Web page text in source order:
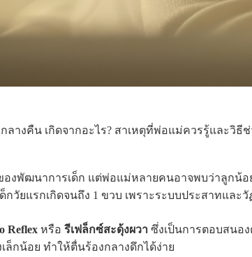
างคืน เกิดจากอะไร? สาเหตุที่พ่อแม่ควรรู้และวิธี
งพัฒนาการเด็ก แต่พ่อแม่หลายคนอาจพบว่าลูกน้อ
กวัยแรกเกิดจนถึง 1 ขวบ เพราะระบบประสาทแ
Reflex หรือ รีเฟล็กซ์สะดุ้งผวา ซึ่งเป็นการตอบสนอง
ล็กน้อย ทำให้ตื่นร้องกลางดึกได้ง่าย